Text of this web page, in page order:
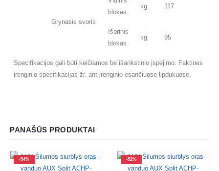
Grynasis svoris
blokas
kg 117
Išorinis
blokas
kg 95
Specifikacijos gali būti keičiamos be išankstinio įspėjimo. Faktines
įrenginio specifikacijas žr. ant įrenginio esančiuose lipdukuose.
PANAŠŪS PRODUKTAI
-54% -52%